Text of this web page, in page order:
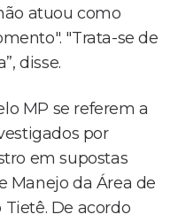
atuou como
"Trata-se de
disse.
MP se referem a
por
em supostas
Manejo da Área de
De acordo